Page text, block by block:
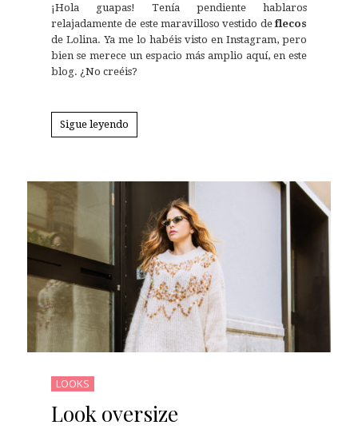
¡Hola guapas! Tenía pendiente hablaros
relajadamente de este maravilloso vestido deflecos
de Lolina. Ya me lo habéis visto en Instagram, pero
bien se merece un espacio más amplio aquí, en este
blog. ¿No creéis?
Sigue leyendo
LOOKS
Look oversize